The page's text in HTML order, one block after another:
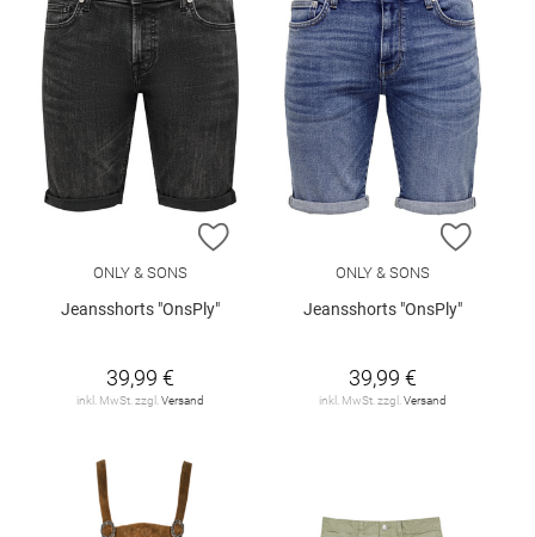
ZUR WUNSCHLISTE HINZUFÜGEN
ONLY & SONS
Jeansshorts "OnsPly"
39,99 €
inkl. MwSt. zzgl. Versand
ZUR
ONLY & SONS
Jeansshorts "OnsPly"
39,99 €
inkl. MwSt. zzgl. Versand